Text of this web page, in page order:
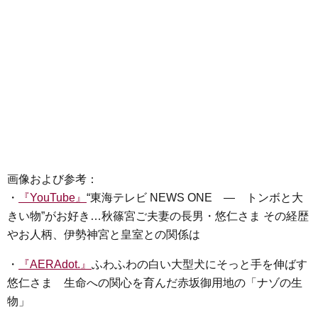
画像および参考：
・
『YouTube』 “東海テレビ NEWS ONE ― トンボと大
きい物”がお好き…秋篠宮ご夫妻の長男・悠仁さま その経歴
やお人柄、伊勢神宮と皇室との関係は
・ 『AERAdot.』 ふわふわの白い大型犬にそっと手を伸ばす
悠仁さま 生命への関心を育んだ赤坂御用地の「ナゾの生
物」